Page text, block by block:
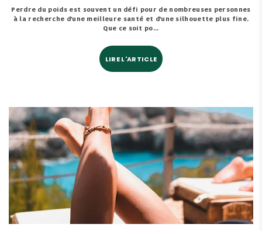
Perdre du poids est souvent un défi pour de nombreuses personnes
à la recherche d'une meilleure santé et d'une silhouette plus fine.
Que ce soit po...
LIRE L'ARTICLE